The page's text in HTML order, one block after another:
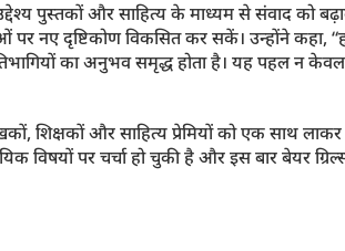
पुस्तकों और साहित्य के माध्यम से संवाद को
नए दृष्टिकोण विकसित कर सकें। उन्होंने कहा,
का अनुभव समृद्ध होता है। यह पहल न केवल
शिक्षकों और साहित्य प्रेमियों को एक साथ लाकर
विषयों पर चर्चा हो चुकी है और इस बार बेयर